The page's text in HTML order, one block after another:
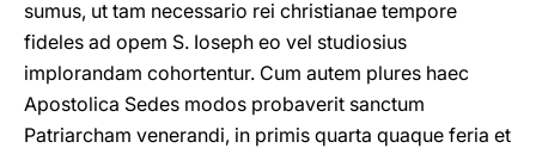
sumus, ut tam necessario rei christianae tempore
fideles ad opem S. Ioseph eo vel studiosius
implorandam cohortentur. Cum autem plures haec
Apostolica Sedes modos probaverit sanctum
Patriarcham venerandi, in primis quarta quaque feria et